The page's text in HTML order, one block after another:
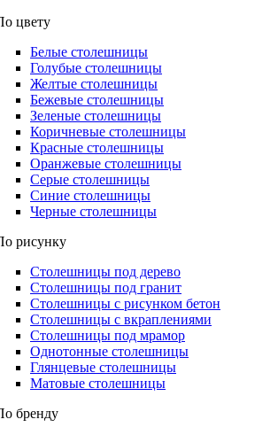
цвету
Белые столешницы
Голубые столешницы
Желтые столешницы
Бежевые столешницы
Зеленые столешницы
Коричневые столешницы
Красные столешницы
Оранжевые столешницы
Серые столешницы
Синие столешницы
Черные столешницы
рисунку
Столешницы под дерево
Столешницы под гранит
Столешницы с рисунком бетон
Столешницы с вкраплениями
Столешницы под мрамор
Однотонные столешницы
Глянцевые столешницы
Матовые столешницы
бренду